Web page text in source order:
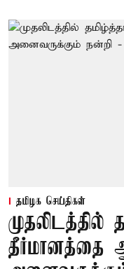
தமிழக செய்திகள்
முதலிடத்தில்
தீர்மானத்தை